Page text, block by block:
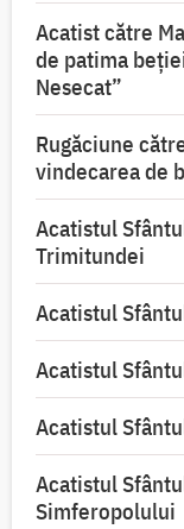
Acatist către
de patima
Nesecat”
Rugăciune
vindecarea de
Acatistul
Trimitundei
Acatistul
Acatistul
Acatistul
Acatistul
Simferopolului